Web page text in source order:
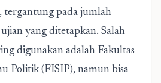
tergantung pada jumlah
yang ditetapkan. Salah
digunakan adalah Fakultas
Politik (FISIP), namun bisa